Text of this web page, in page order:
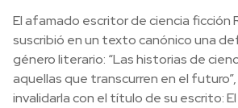
El afamado escritor de ciencia ficción
suscribió en un texto canónico una
género literario: “Las historias de
aquellas que transcurren en el
invalidarla con el título de su escrito: